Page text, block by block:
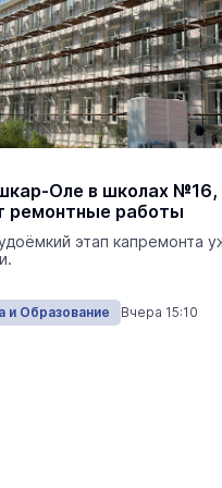
На ощупь. Путеводитель
Оле в школах №16,
ремонтные работы
этап капремонта
и Образование Вчера 15:10
Сегодня